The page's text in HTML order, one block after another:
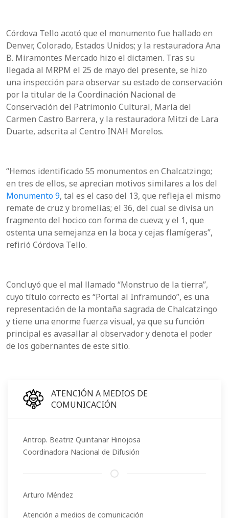
Córdova Tello acotó que el monumento fue hallado en
Denver, Colorado, Estados Unidos; y la restauradora Ana
B. Miramontes Mercado hizo el dictamen. Tras su
llegada al MRPM el 25 de mayo del presente, se hizo
una inspección para observar su estado de conservación
por la titular de la Coordinación Nacional de
Conservación del Patrimonio Cultural, María del
Carmen Castro Barrera, y la restauradora Mitzi de Lara
Duarte, adscrita al Centro INAH Morelos.
“Hemos identificado 55 monumentos en Chalcatzingo;
en tres de ellos, se aprecian motivos similares a los del
Monumento 9, tal es el caso del 13, que refleja el mismo
remate de cruz y bromelias; el 36, del cual se divisa un
fragmento del hocico con forma de cueva; y el 1, que
ostenta una semejanza en la boca y cejas flamígeras”,
refirió Córdova Tello.
Concluyó que el mal llamado “Monstruo de la tierra”,
cuyo título correcto es “Portal al Inframundo”, es una
representación de la montaña sagrada de Chalcatzingo
y tiene una enorme fuerza visual, ya que su función
principal es avasallar al observador y denota el poder
de los gobernantes de este sitio.
ATENCIÓN A MEDIOS DE
COMUNICACIÓN
Antrop. Beatriz Quintanar Hinojosa
Coordinadora Nacional de Difusión
Arturo Méndez
Atención a medios de comunicación